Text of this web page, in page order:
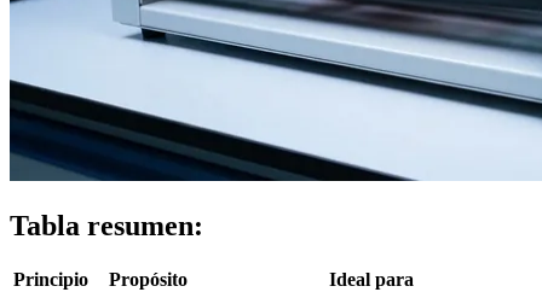
Tabla resumen:
Principio Propósito Ideal para